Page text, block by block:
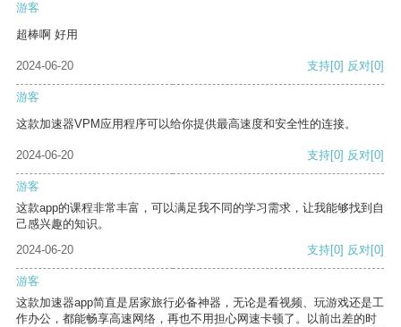
游客
超棒啊 好用
2024-06-20 支持[0] 反对[0]
游客
这款加速器VPM应用程序可以给你提供最高速度和安全性的连接。
2024-06-20 支持[0] 反对[0]
游客
这款app的课程非常丰富，可以满足我不同的学习需求，让我能够找到自
己感兴趣的知识。
2024-06-20
支持[0] 反对[0]
游客
这款加速器app简直是居家旅行必备神器，无论是看视频、玩游戏还是工
作办公，都能畅享高速网络，再也不用担心网速卡顿了。以前出差的时